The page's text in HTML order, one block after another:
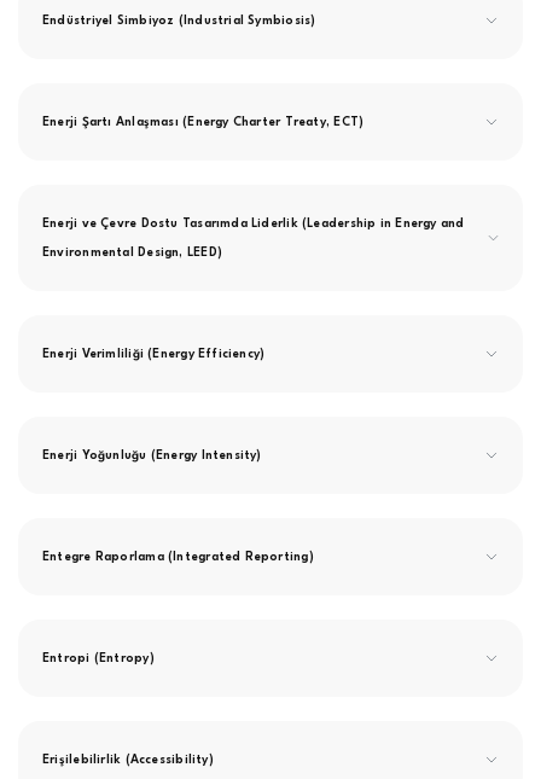
Endüstriyel Simbiyoz (Industrial Symbiosis)
Enerji Şartı Anlaşması (Energy Charter Treaty, ECT)
Enerji ve Çevre Dostu Tasarımda Liderlik (Leadership in Energy and
Environmental Design, LEED)
Enerji Verimliliği (Energy Efficiency)
Enerji Yoğunluğu (Energy Intensity)
Entegre Raporlama (Integrated Reporting)
Entropi (Entropy)
Erişilebilirlik (Accessibility)